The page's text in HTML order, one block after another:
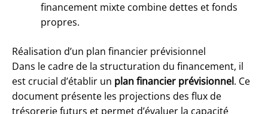
financement mixte combine dettes et fonds
propres.
Réalisation d’un plan financier prévisionnel
Dans le cadre de la structuration du financement, il
est crucial d’établir un plan financier prévisionnel. Ce
document présente les projections des flux de
trésorerie futurs et permet d’évaluer la capacité